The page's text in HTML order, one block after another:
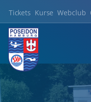
Tickets Kurse Webclub